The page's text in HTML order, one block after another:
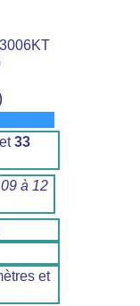
33
à 12
et